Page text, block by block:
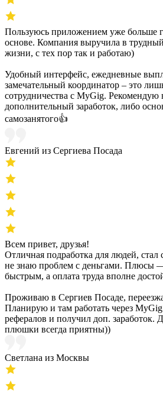
Пользуюсь приложением уже больше
основе. Компания выручила в
жизни, с тех пор так и работаю)
Удобный интерфейс, ежедневные
замечательный координатор – это
сотрудничества с MyGig. Рекомендую
дополнительный заработок, либо
самозанятого👍
Евгений из Сергиева Посада
Всем привет, друзья!
Отличная подработка для людей, стал
не знаю проблем с деньгами. Плюсы
быстрым, а оплата труда вполне
Проживаю в Сергиев Посаде,
Планирую и там работать через
рефералов и получил доп. заработок.
плюшки всегда приятны))
Светлана из Москвы